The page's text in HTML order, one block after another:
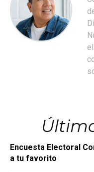
Encuesta Electoral
a tu favorito